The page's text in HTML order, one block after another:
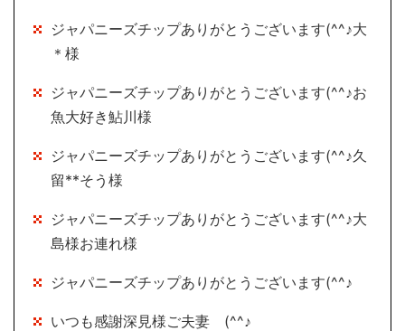
ジャパニーズチップありがとうございます(^^♪大
＊様
ジャパニーズチップありがとうございます(^^♪お
魚大好き鮎川様
ジャパニーズチップありがとうございます(^^♪久
留**そう様
ジャパニーズチップありがとうございます(^^♪大
島様お連れ様
ジャパニーズチップありがとうございます(^^♪
いつも感謝深見様ご夫妻 (^^♪